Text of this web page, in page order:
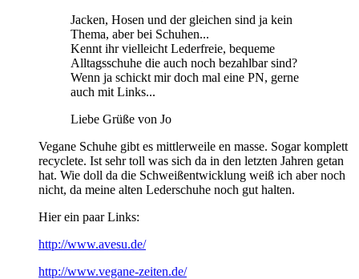
Jacken, Hosen und der gleichen sind ja kein
Thema, aber bei Schuhen...
Kennt ihr vielleicht Lederfreie, bequeme
Alltagsschuhe die auch noch bezahlbar sind?
Wenn ja schickt mir doch mal eine PN, gerne
auch mit Links...
Liebe Grüße von Jo
Vegane Schuhe gibt es mittlerweile en masse. Sogar komplett
recyclete. Ist sehr toll was sich da in den letzten Jahren getan
hat. Wie doll da die Schweißentwicklung weiß ich aber noch
nicht, da meine alten Lederschuhe noch gut halten.
Hier ein paar Links:
http://www.avesu.de/
http://www.vegane-zeiten.de/